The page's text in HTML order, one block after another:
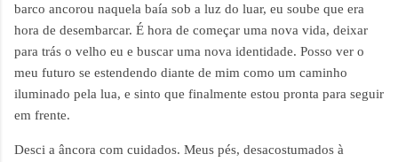
barco ancorou naquela baía sob a luz do luar, eu soube que era
hora de desembarcar. É hora de começar uma nova vida, deixar
para trás o velho eu e buscar uma nova identidade. Posso ver o
meu futuro se estendendo diante de mim como um caminho
iluminado pela lua, e sinto que finalmente estou pronta para seguir
em frente.
Desci a âncora com cuidados. Meus pés, desacostumados à